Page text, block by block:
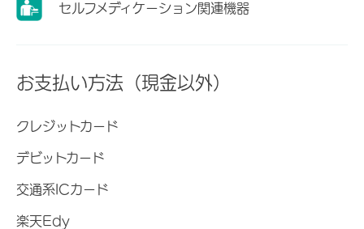
セルフメディケーション関連機器
お支払い方法（現金以外）
クレジットカード
デビットカード
交通系ICカード
楽天Edy